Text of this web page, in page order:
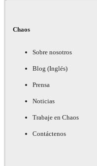
Chaos
Sobre nosotros
Blog (Inglés)
Prensa
Noticias
Trabaje en Chaos
Contáctenos